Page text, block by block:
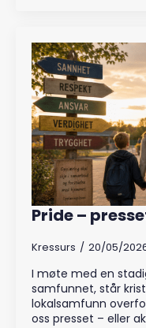
Pride –
Kressurs 20/05/
I møte med en
samfunnet, står
lokalsamfunn
oss presset – eller